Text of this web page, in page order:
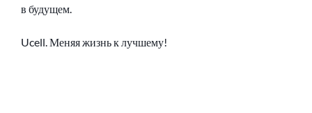
в будущем.
Ucell. Меняя жизнь к лучшему!